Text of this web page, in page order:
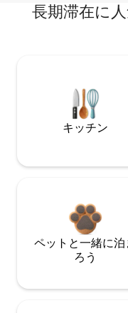
長期滞在に
キッチン
ペットと一緒に泊
ろう